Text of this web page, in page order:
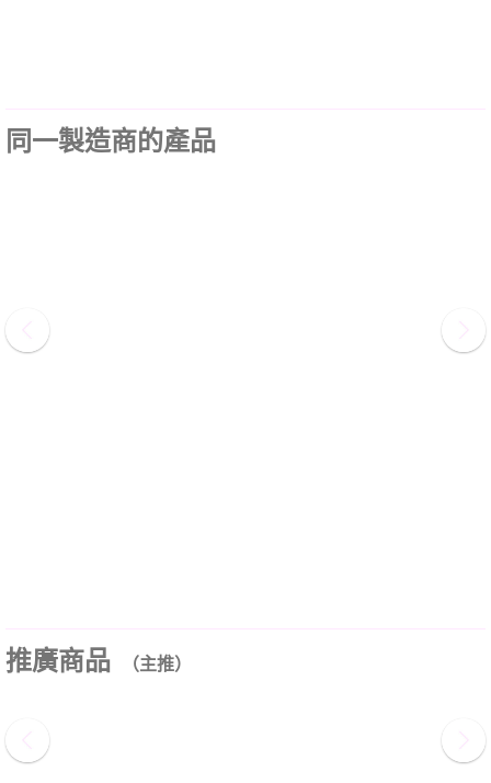
同一製造商的產品
推廣商品 （主推）